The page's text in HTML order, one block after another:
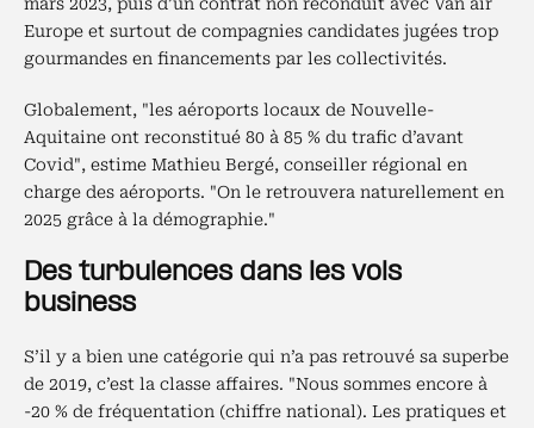
Europe et surtout de compagnies candidates jugées trop
gourmandes en financements par les collectivités.
Globalement, "les aéroports locaux de Nouvelle-
Aquitaine ont reconstitué 80 à 85 % du trafic d’avant
Covid", estime Mathieu Bergé, conseiller régional en
charge des aéroports. "On le retrouvera naturellement en
2025 grâce à la démographie."
Des turbulences dans les vols
business
S’il y a bien une catégorie qui n’a pas retrouvé sa superbe
de 2019, c’est la classe affaires. "Nous sommes encore à
-20 % de fréquentation (chiffre national). Les pratiques et